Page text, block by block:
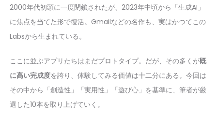
2000年代初頭に一度閉鎖されたが、2023年中頃から「生成AI」
に焦点を当てた形で復活。Gmailなどの名作も、実はかつてこの
Labsから生まれている。
ここに並ぶアプリたちはまだプロトタイプ。だが、その多くが既
に高い完成度を誇り、体験してみる価値は十二分にある。今回は
その中から「創造性」「実用性」「遊び心」を基準に、筆者が厳
選した10本を取り上げていく。